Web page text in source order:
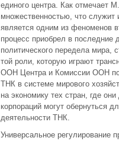
единого центра. Как отмечает
множественностью, что служит
является одним из феноменов
процесс приобрел в последние
политического передела мира,
той роли, которую играют
ООН Центра и Комиссии ООН по
ТНК в системе мирового
на экономику тех стран, где
корпораций могут обернуться
деятельности ТНК.
Универсальное регулирование